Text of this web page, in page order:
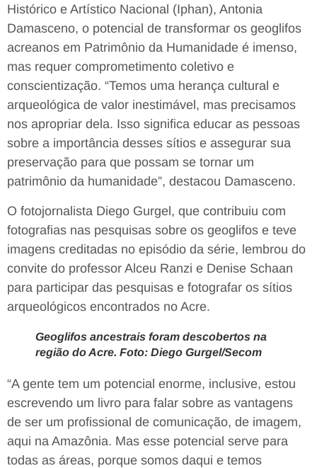
Histórico e Artístico Nacional (Iphan), Antonia
Damasceno, o potencial de transformar os geoglifos
acreanos em Patrimônio da Humanidade é imenso,
mas requer comprometimento coletivo e
conscientização. “Temos uma herança cultural e
arqueológica de valor inestimável, mas precisamos
nos apropriar dela. Isso significa educar as pessoas
sobre a importância desses sítios e assegurar sua
preservação para que possam se tornar um
patrimônio da humanidade”, destacou Damasceno.
O fotojornalista Diego Gurgel, que contribuiu com
fotografias nas pesquisas sobre os geoglifos e teve
imagens creditadas no episódio da série, lembrou do
convite do professor Alceu Ranzi e Denise Schaan
para participar das pesquisas e fotografar os sítios
arqueológicos encontrados no Acre.
Geoglifos ancestrais foram descobertos na
região do Acre. Foto: Diego Gurgel/Secom
“A gente tem um potencial enorme, inclusive, estou
escrevendo um livro para falar sobre as vantagens
de ser um profissional de comunicação, de imagem,
aqui na Amazônia. Mas esse potencial serve para
todas as áreas, porque somos daqui e temos